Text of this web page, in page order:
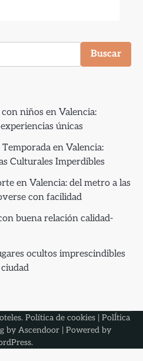
Buscar
niños en Valencia:
únicas
en Valencia:
Culturales Imperdibles
en Valencia: del metro a las
con facilidad
buena relación calidad-
ocultos imprescindibles
. Política de cookies| PolÍtica
by Ascendoor| Powered by
.